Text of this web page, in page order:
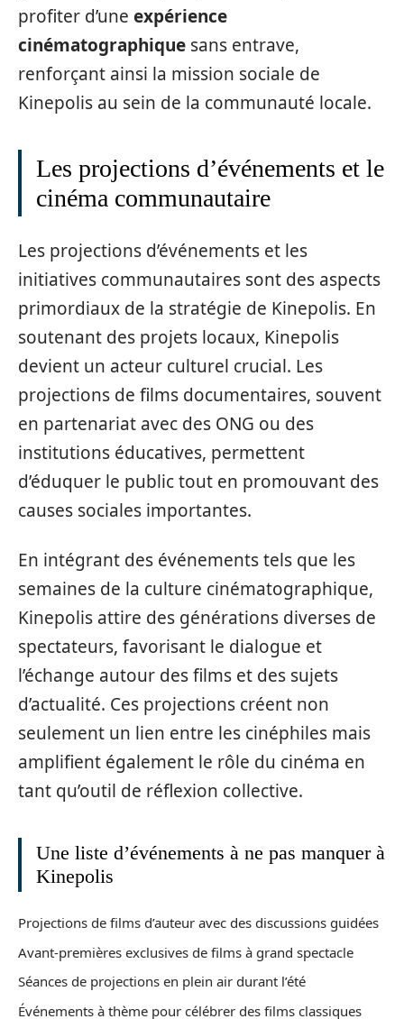
profiter d’une expérience
cinématographique sans entrave,
renforçant ainsi la mission sociale de
Kinepolis au sein de la communauté locale.
Les projections d’événements et le
cinéma communautaire
Les projections d’événements et les
initiatives communautaires sont des aspects
primordiaux de la stratégie de Kinepolis. En
soutenant des projets locaux, Kinepolis
devient un acteur culturel crucial. Les
projections de films documentaires, souvent
en partenariat avec des ONG ou des
institutions éducatives, permettent
d’éduquer le public tout en promouvant des
causes sociales importantes.
En intégrant des événements tels que les
semaines de la culture cinématographique,
Kinepolis attire des générations diverses de
spectateurs, favorisant le dialogue et
l’échange autour des films et des sujets
d’actualité. Ces projections créent non
seulement un lien entre les cinéphiles mais
amplifient également le rôle du cinéma en
tant qu’outil de réflexion collective.
Une liste d’événements à ne pas manquer à
Kinepolis
Projections de films d’auteur avec des discussions guidées
Avant-premières exclusives de films à grand spectacle
Séances de projections en plein air durant l’été
Événements à thème pour célébrer des films classiques